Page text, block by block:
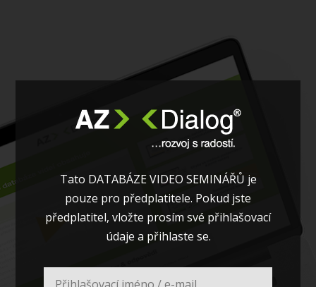
Tato DATABÁZE VIDEO SEMINÁŘŮ je
pouze pro předplatitele. Pokud jste
předplatitel, vložte prosím své přihlašovací
údaje a přihlaste se.